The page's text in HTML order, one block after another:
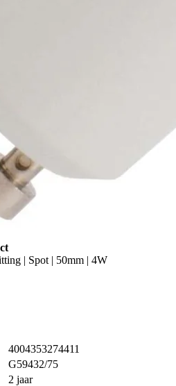
| Spot | 50mm | 4W
4004353274411
G59432/75
2 jaar